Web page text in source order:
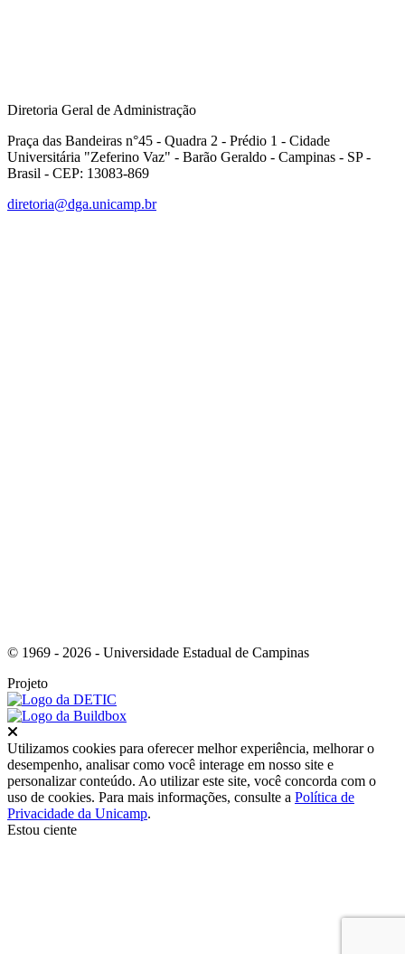
Diretoria Geral de Administração
Praça das Bandeiras n°45 - Quadra 2 - Prédio 1 - Cidade
Universitária "Zeferino Vaz" - Barão Geraldo - Campinas - SP -
Brasil - CEP: 13083-869
diretoria@dga.unicamp.br
© 1969 - 2026 - Universidade Estadual de Campinas
Projeto
Utilizamos cookies para oferecer melhor experiência, melhorar o
desempenho, analisar como você interage em nosso site e
personalizar conteúdo. Ao utilizar este site, você concorda com o
uso de cookies. Para mais informações, consulte a Política de
Privacidade da Unicamp.
Estou ciente